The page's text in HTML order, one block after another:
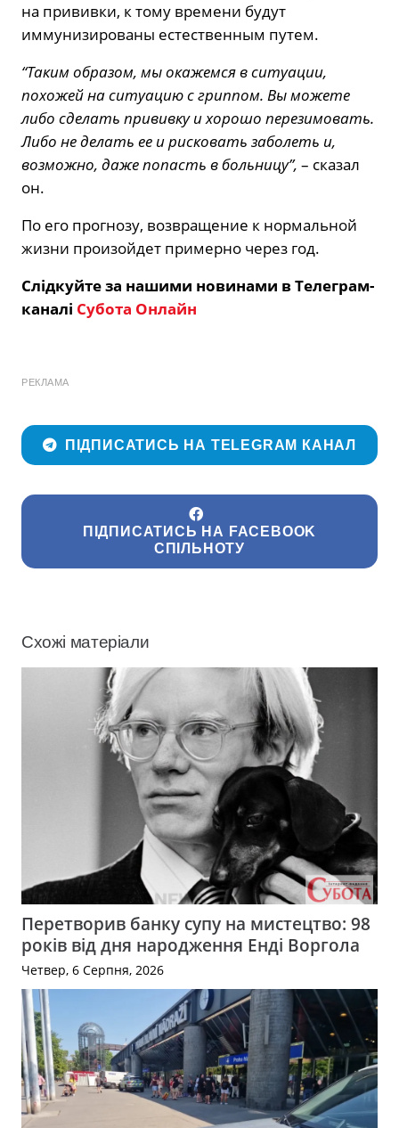
на прививки, к тому времени будут
иммунизированы естественным путем.
“Таким образом, мы окажемся в ситуации,
похожей на ситуацию с гриппом. Вы можете
либо сделать прививку и хорошо перезимовать.
Либо не делать ее и рисковать заболеть и,
возможно, даже попасть в больницу”, – сказал
он.
По его прогнозу, возвращение к нормальной
жизни произойдет примерно через год.
Слідкуйте за нашими новинами в Телеграм-
каналі Субота Онлайн
РЕКЛАМА
ПІДПИСАТИСЬ НА TELEGRAM КАНАЛ
ПІДПИСАТИСЬ НА FACEBOOK
СПІЛЬНОТУ
Схожі матеріали
Перетворив банку супу на мистецтво: 98
років від дня народження Енді Воргола
Четвер, 6 Серпня, 2026